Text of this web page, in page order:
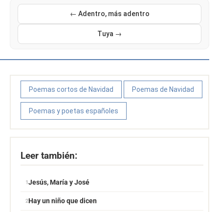
← Adentro, más adentro
Tuya →
Poemas cortos de Navidad Poemas de Navidad
Poemas y poetas españoles
Leer también:
Jesús, María y José
Hay un niño que dicen